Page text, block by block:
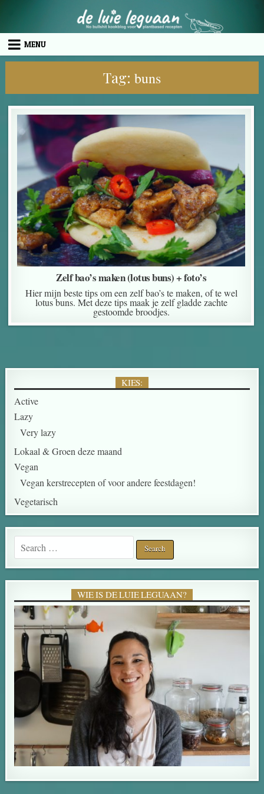
MENU
Tag: buns
Zelf bao’s maken (lotus buns) + foto’s
Hier mijn beste tips om een zelf bao’s te maken, of te wel
lotus buns. Met deze tips maak je zelf gladde zachte
gestoomde broodjes.
KIES:
Active
Lazy
Very lazy
Lokaal & Groen deze maand
Vegan
Vegan kerstrecepten of voor andere feestdagen!
Vegetarisch
Search for:
WIE IS DE LUIE LEGUAAN?